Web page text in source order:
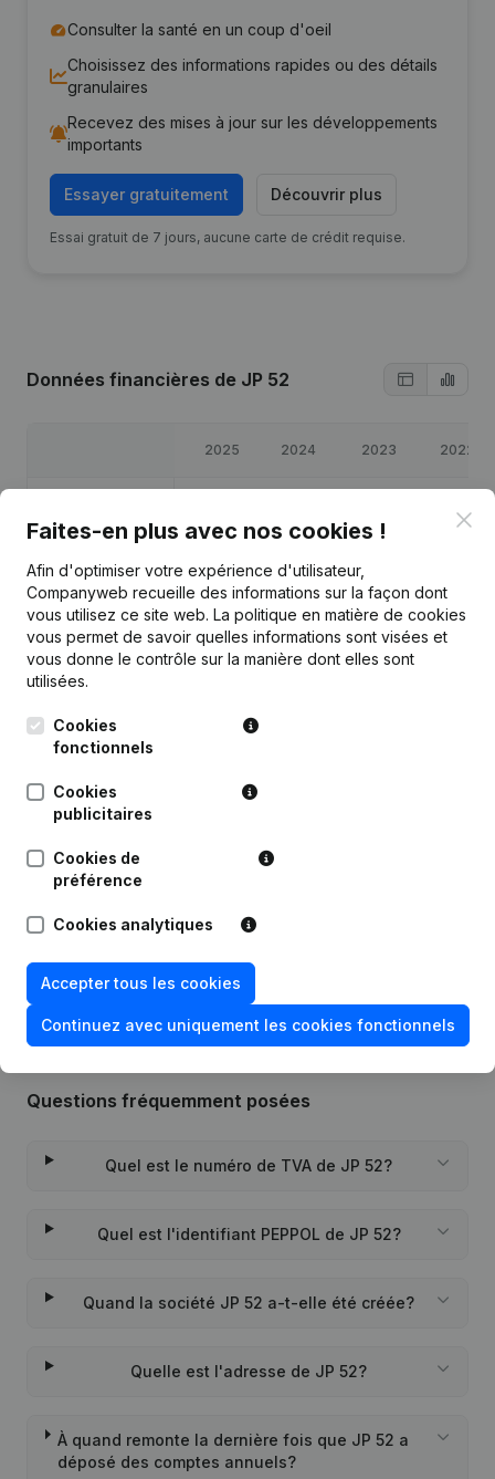
Consulter la santé en un coup d'oeil
Choisissez des informations rapides ou des détails
granulaires
Recevez des mises à jour sur les développements
importants
Essayer gratuitement Découvrir plus
Essai gratuit de 7 jours, aucune carte de crédit requise.
Données financières de JP 52
2025 2024 2023 2022
Marge brute €6 994 €5 484 €10 029 €4 768
Publicationsde JP 52
Date
12-01-2024
Statuts (Traduction, Coordination,
Rubrique Constitution (Nouvelle
Succursale, etc...)
Questions fréquemment posées
Quel est le numéro de TVA de JP 52?
Quel est l'identifiant PEPPOL de JP 52?
Quand la société JP 52 a-t-elle été créée?
Quelle est l'adresse de JP 52?
À quand remonte la dernière fois que JP 52 a
déposé des comptes annuels?
Faites-en plus avec nos cookies !
Afin d'optimiser votre expérience d'utilisateur,
Companyweb recueille des informations sur la façon dont
vous utilisez ce site web. La politique en matière de cookies
vous permet de savoir quelles informations sont visées et
vous donne le contrôle sur la manière dont elles sont
utilisées.
Cookies
fonctionnels
Cookies
publicitaires
Cookies de
préférence
Cookies analytiques
Accepter tous les cookies
Continuez avec uniquement les cookies fonctionnels